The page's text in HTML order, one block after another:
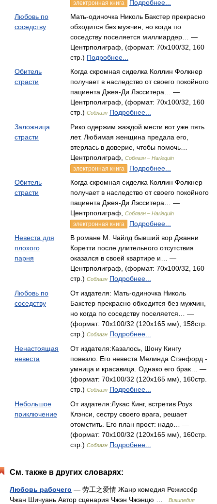
электронная книга
Подробнее...
Любовь по
соседству
Мать-одиночка Николь Бакстер прекрасно
обходится без мужчин, но когда по
соседству поселяется миллиардер… —
Центрполиграф, (формат: 70x100/32, 160
стр.) Подробнее...
Обитель
страсти
Когда скромная сиделка Коллин Фолкнер
получает в наследство от своего покойного
пациента Джея-Ди Лэсситера… —
Центрполиграф, (формат: 70x100/32, 160
стр.) Соблазн Подробнее...
Заложница
страсти
Рико одержим жаждой мести вот уже пять
лет. Любимая женщина предала его,
втерлась в доверие, чтобы помочь… —
Центрполиграф,
Соблазн – Harlequin
электронная книга
Подробнее...
Обитель
страсти
Когда скромная сиделка Коллин Фолкнер
получает в наследство от своего покойного
пациента Джея-Ди Лэсситера… —
Центрполиграф,
Соблазн – Harlequin
электронная книга
Подробнее...
Невеста для
плохого
парня
В романе М. Чайлд бывший вор Джанни
Коретти после длительного отсутствия
оказался в своей квартире и… —
Центрполиграф, (формат: 70x100/32, 160
стр.) Соблазн Подробнее...
Любовь по
соседству
От издателя: Мать-одиночка Николь
Бакстер прекрасно обходится без мужчин,
но когда по соседству поселяется… —
(формат: 70x100/32 (120х165 мм), 158стр.
стр.) Соблазн Подробнее...
Ненастоящая
невеста
От издателя:Казалось, Шону Кингу
повезло. Его невеста Мелинда Стэнфорд -
умница и красавица. Однако его брак… —
(формат: 70x100/32 (120х165 мм), 160стр.
стр.) Соблазн Подробнее...
Небольшое
приключение
От издателя:Лукас Кинг, встретив Роуз
Клэнси, сестру своего врага, решает
отомстить. Его план прост: надо… —
(формат: 70x100/32 (120х165 мм), 160стр.
стр.) Соблазн Подробнее...
См. также в других словарях:
Любовь рабочего — 劳工之爱情 Жанр комедия Режиссёр
Чжан Шичуань Автор сценария Чжэн Чжэнцю …
Википедия